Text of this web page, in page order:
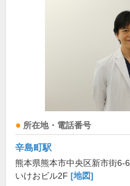
所在地・電話番号
辛島町駅
熊本県熊本市中央区新市街6-6
いけおビル2F [地図]